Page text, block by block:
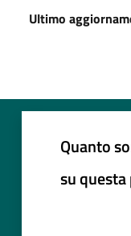
Ultimo
Quanto
su